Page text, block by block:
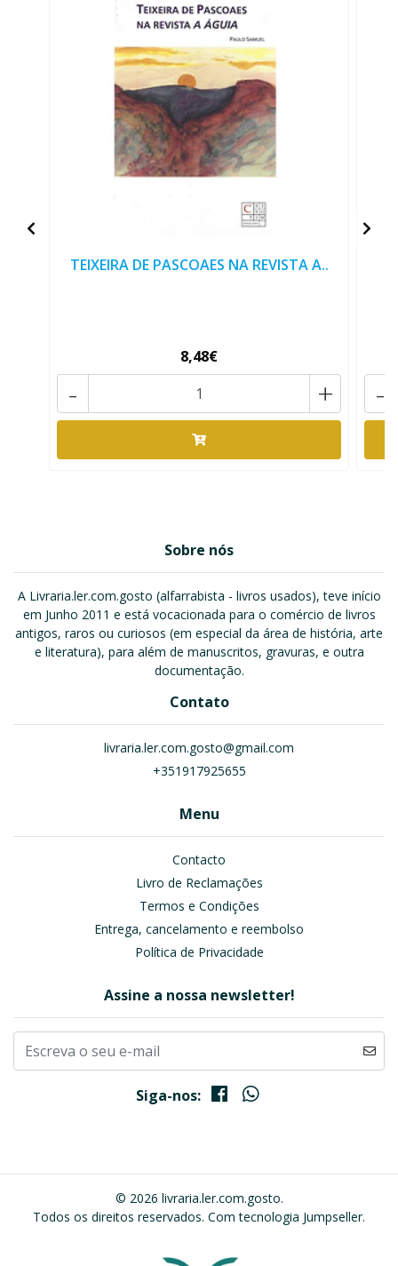
TEIXEIRA DE PASCOAES NA REVISTA A..
8,48€
+
- -
Sobre nós
A Livraria.ler.com.gosto (alfarrabista - livros usados), teve início
em Junho 2011 e está vocacionada para o comércio de livros
antigos, raros ou curiosos (em especial da área de história, arte
e literatura), para além de manuscritos, gravuras, e outra
documentação.
Contato
livraria.ler.com.gosto@gmail.com
+351917925655
Menu
Contacto
Livro de Reclamações
Termos e Condições
Entrega, cancelamento e reembolso
Política de Privacidade
Assine a nossa newsletter!
Siga-nos:
© 2026 livraria.ler.com.gosto.
Todos os direitos reservados. Com tecnologia Jumpseller.